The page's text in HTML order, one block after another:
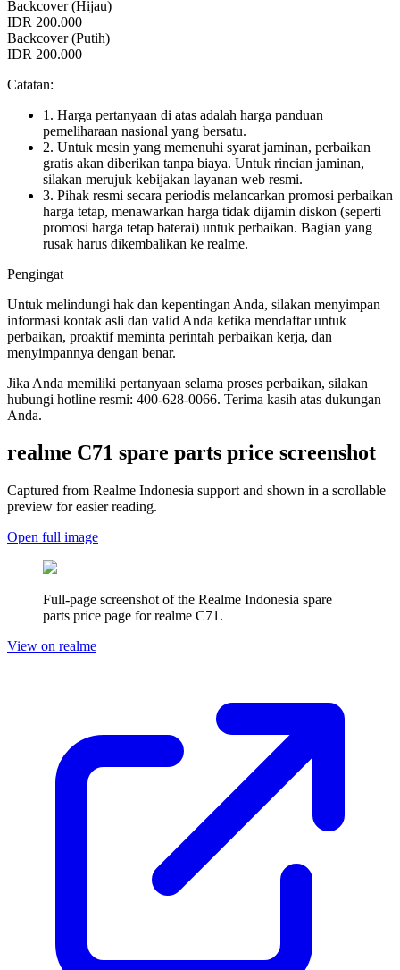
Backcover (Hijau)
IDR 200.000
Backcover (Putih)
IDR 200.000
Catatan:
1. Harga pertanyaan di atas adalah harga panduan
pemeliharaan nasional yang bersatu.
2. Untuk mesin yang memenuhi syarat jaminan, perbaikan
gratis akan diberikan tanpa biaya. Untuk rincian jaminan,
silakan merujuk kebijakan layanan web resmi.
3. Pihak resmi secara periodis melancarkan promosi perbaikan
harga tetap, menawarkan harga tidak dijamin diskon (seperti
promosi harga tetap baterai) untuk perbaikan. Bagian yang
rusak harus dikembalikan ke realme.
Pengingat
Untuk melindungi hak dan kepentingan Anda, silakan menyimpan
informasi kontak asli dan valid Anda ketika mendaftar untuk
perbaikan, proaktif meminta perintah perbaikan kerja, dan
menyimpannya dengan benar.
Jika Anda memiliki pertanyaan selama proses perbaikan, silakan
hubungi hotline resmi: 400-628-0066. Terima kasih atas dukungan
Anda.
realme C71 spare parts price screenshot
Captured from Realme Indonesia support and shown in a scrollable
preview for easier reading.
Open full image
Full-page screenshot of the Realme Indonesia spare
parts price page forrealme C71 .
View on realme